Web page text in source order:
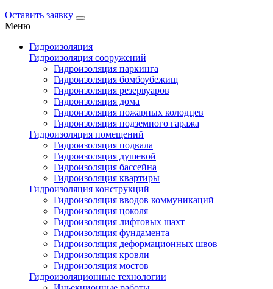
Оставить заявку
Меню
Гидроизоляция
Гидроизоляция сооружений
Гидроизоляция паркинга
Гидроизоляция бомбоубежищ
Гидроизоляция резервуаров
Гидроизоляция дома
Гидроизоляция пожарных колодцев
Гидроизоляция подземного гаража
Гидроизоляция помещений
Гидроизоляция подвала
Гидроизоляция душевой
Гидроизоляция бассейна
Гидроизоляция квартиры
Гидроизоляция конструкций
Гидроизоляция вводов коммуникаций
Гидроизоляция цоколя
Гидроизоляция лифтовых шахт
Гидроизоляция фундамента
Гидроизоляция деформационных швов
Гидроизоляция кровли
Гидроизоляция мостов
Гидроизоляционные технологии